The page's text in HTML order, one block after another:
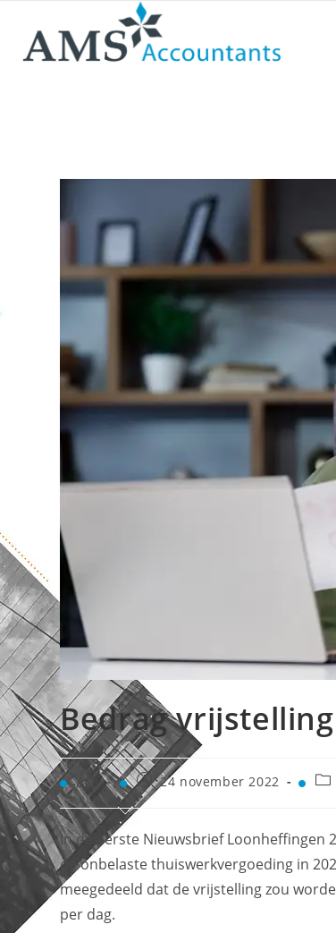
Bedrag
24 november 2022
In de eerste Nieuwsbrief Loonheffingen
de onbelaste thuiswerkvergoeding in
meegedeeld dat de vrijstelling zou
per dag.